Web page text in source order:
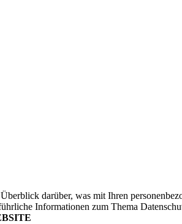
darüber, was mit Ihren
Informationen zum Thema